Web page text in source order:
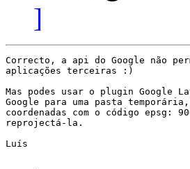
]
Correcto, a api do Google não
aplicações terceiras :)
Mas podes usar o plugin Google
Google para uma pasta
coordenadas com o código epsg:
reprojectá-la.
Luís